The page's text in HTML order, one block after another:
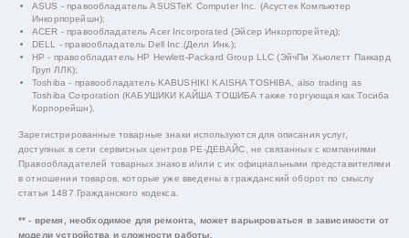
ASUS - правообладатель ASUSTeK Computer Inc. (Асустек Компьютер
Инкорпорейшн);
ACER - правообладатель Acer Incorporated (Эйсер Инкорпорейтед);
DELL - правообладатель Dell Inc.(Делл Инк.);
HP - правообладатель HP Hewlett-Packard Group LLC (ЭйчПи Хьюлетт Паккард
Груп ЛЛК);
Toshiba - правообладатель KABUSHIKI KAISHA TOSHIBA, also trading as
Toshiba Corporation (КАБУШИКИ КАЙША ТОШИБА также торгующая как Тосиба
Корпорейшн).
Зарегистрированные товарные знаки используются для описания услуг,
доступных в сети сервисных центров РЕ-ДЕВАЙС, не связанных с компаниями
Правообладателей товарных знаков и/или с их официальными представителями
в отношении товаров, которые уже введены в гражданский оборот по смыслу
статьи 1487 Гражданского кодекса.
** - время, необходимое для ремонта, может варьироваться в зависимости от
модели устройства и сложности работы.